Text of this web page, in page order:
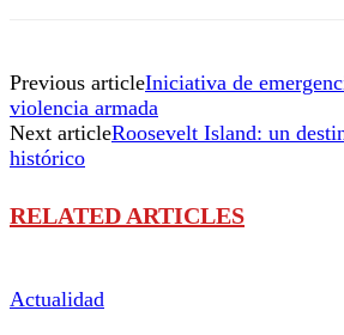
Previous articleIniciativa de
violencia armada
Next articleRoosevelt Island: un
histórico
RELATED ARTICLES
Actualidad